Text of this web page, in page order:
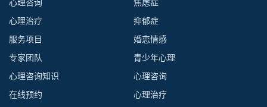
心理咨询
心理治疗
服务项目
专家团队
心理咨询知识
在线预约
焦虑症
抑郁症
婚恋情感
青少年心理
心理咨询
心理治疗